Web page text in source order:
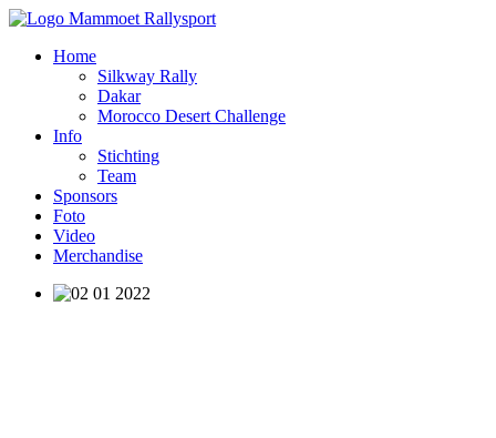
Home
Silkway Rally
Dakar
Morocco Desert Challenge
Info
Stichting
Team
Sponsors
Foto
Video
Merchandise